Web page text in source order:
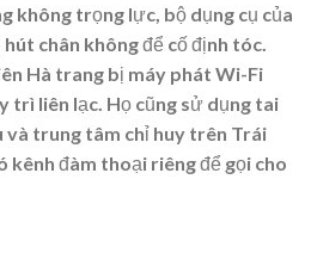
không trọng lực, bộ dụng cụ của
chân không để cố định tóc.
Hà trang bị máy phát Wi-Fi
trì liên lạc. Họ cũng sử dụng tai
và trung tâm chỉ huy trên Trái
đàm thoại riêng để gọi cho